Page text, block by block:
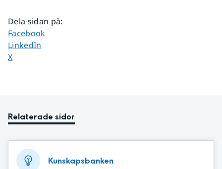
Dela sidan på:
Dela sidan på
Facebook
Dela sidan på
LinkedIn
Dela sidan på
X
Relaterade sidor
Kunskapsbanken